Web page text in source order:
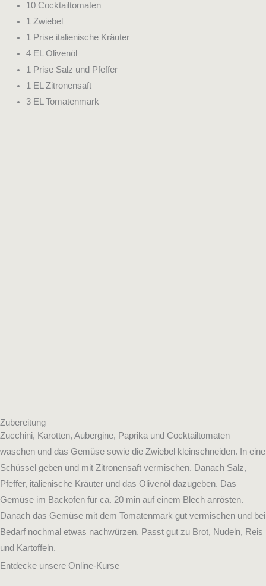
10 Cocktailtomaten
1 Zwiebel
1 Prise italienische Kräuter
4 EL Olivenöl
1 Prise Salz und Pfeffer
1 EL Zitronensaft
3 EL Tomatenmark
Zubereitung
Zucchini, Karotten, Aubergine, Paprika und Cocktailtomaten
waschen und das Gemüse sowie die Zwiebel kleinschneiden. In eine
Schüssel geben und mit Zitronensaft vermischen. Danach Salz,
Pfeffer, italienische Kräuter und das Olivenöl dazugeben. Das
Gemüse im Backofen für ca. 20 min auf einem Blech anrösten.
Danach das Gemüse mit dem Tomatenmark gut vermischen und bei
Bedarf nochmal etwas nachwürzen. Passt gut zu Brot, Nudeln, Reis
und Kartoffeln.
Entdecke unsere Online-Kurse